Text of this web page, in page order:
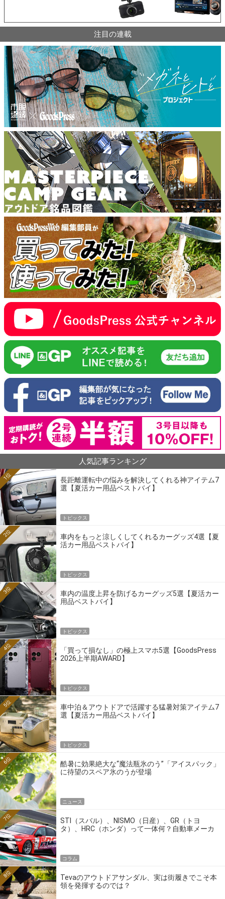
注目の連載
人気記事ランキング
長距離運転中の悩みを解決してくれる神アイテム7
選【夏活カー用品ベストバイ】
1位
トピックス
車内をもっと涼しくしてくれるカーグッズ4選【夏
活カー用品ベストバイ】
2位
トピックス
車内の温度上昇を防げるカーグッズ5選【夏活カー
用品ベストバイ】
3位
トピックス
「買って損なし」の極上スマホ5選【GoodsPress
2026上半期AWARD】
4位
トピックス
車中泊＆アウトドアで活躍する猛暑対策アイテム7
選【夏活カー用品ベストバイ】
5位
トピックス
酷暑に効果絶大な“魔法瓶氷のう”「アイスパック」
に待望のスペア氷のうが登場
6位
ニュース
STI（スバル）、NISMO（日産）、GR（トヨ
タ）、HRC（ホンダ）って一体何？自動車メーカ
7位
コラム
Tevaのアウトドアサンダル、実は街履きでこそ本
領を発揮するのでは？
8位